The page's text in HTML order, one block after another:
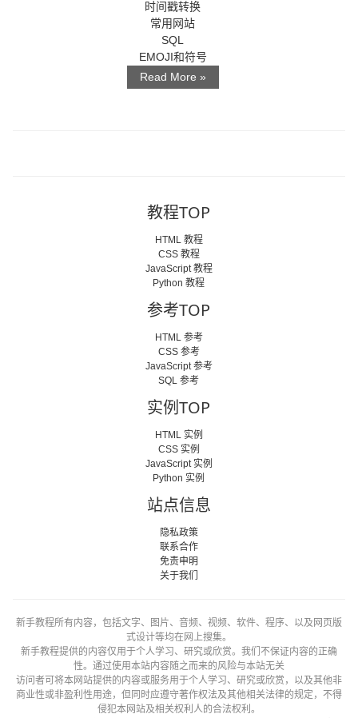
时间戳转换
常用网站
SQL
EMOJI和符号
Read More »
教程TOP
HTML 教程
CSS 教程
JavaScript 教程
Python 教程
参考TOP
HTML 参考
CSS 参考
JavaScript 参考
SQL 参考
实例TOP
HTML 实例
CSS 实例
JavaScript 实例
Python 实例
站点信息
隐私政策
联系合作
免责申明
关于我们
新手教程所有内容，包括文字、图片、音频、视频、软件、程序、以及网页版
式设计等均在网上搜集。
新手教程提供的内容仅用于个人学习、研究或欣赏。我们不保证内容的正确
性。通过使用本站内容随之而来的风险与本站无关
访问者可将本网站提供的内容或服务用于个人学习、研究或欣赏，以及其他非
商业性或非盈利性用途，但同时应遵守著作权法及其他相关法律的规定，不得
侵犯本网站及相关权利人的合法权利。